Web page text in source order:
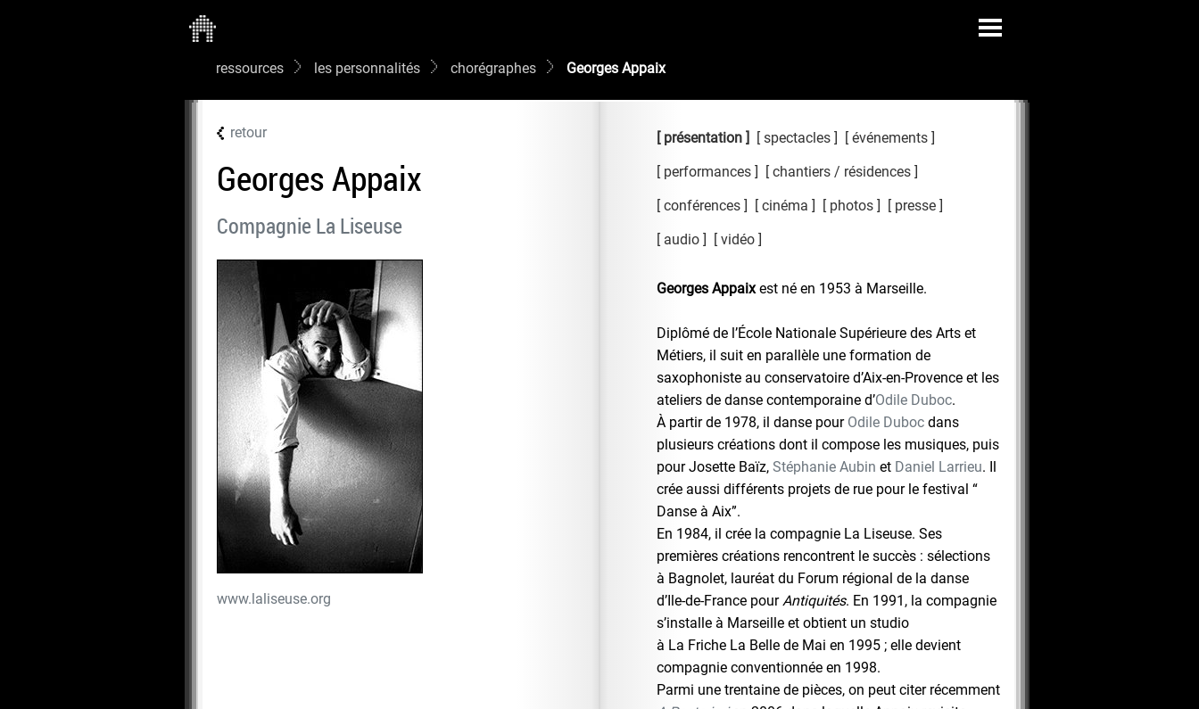
ressources les personnalités chorégraphes Georges Appaix
retour
Georges Appaix
Compagnie La Liseuse
www.laliseuse.org
présentation spectacles
événements
performances
chantiers / résidences
conférences
cinéma photos
presse
audio
vidéo
Georges Appaixest né en 1953 à Marseille.
Diplômé de l’École Nationale Supérieure des Arts et
Métiers, il suit en parallèle une formation de
saxophoniste au conservatoire d’Aix-en-Provence et les
ateliers de danse contemporaine d’Odile Duboc.
À partir de 1978, il danse pour Odile Duboc dans
plusieurs créations dont il compose les musiques, puis
pour Josette Baïz, Stéphanie Aubin et Daniel Larrieu. Il
crée aussi différents projets de rue pour le festival “
Danse à Aix”.
En 1984, il crée la compagnie La Liseuse. Ses
premières créations rencontrent le succès : sélections
à Bagnolet, lauréat du Forum régional de la danse
d’Ile-de-France pourAntiquités. En 1991, la compagnie
s’installe à Marseille et obtient un studio
à La Friche La Belle de Mai en 1995 ; elle devient
compagnie conventionnée en 1998.
Parmi une trentaine de pièces, on peut citer récemment